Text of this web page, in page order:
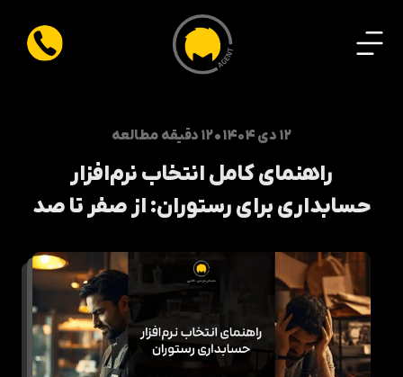
۱۲ دی ۱۴۰۴ •۱۲ دقیقه مطالعه
راهنمای کامل انتخاب نرم‌افزار
حسابداری برای رستوران: از صفر تا صد